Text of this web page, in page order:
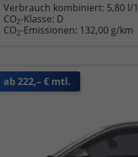
Verbrauch kombiniert: 5,80 l/
CO2-Klasse: D
CO2-Emissionen: 132,00 g/km
ab 222,– € mtl.